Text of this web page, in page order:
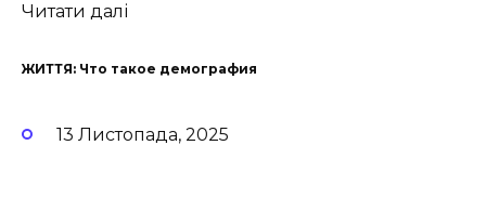
Читати далі
ЖИТТЯ: Что такое демография
13 Листопада, 2025